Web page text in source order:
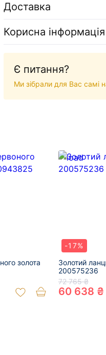
Доставка
Корисна інформація
Є питання?
Ми зібрали для Вас самі
золота
-17%
Золотий
200575236
72 765 ₴
60 638 ₴